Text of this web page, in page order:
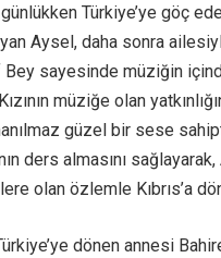
Türkiye’ye göç
Aysel, daha sonra
sayesinde müziğin
müziğe olan
güzel bir sese
ders almasını
olan özlemle Kıbrıs’a
dönen annesi